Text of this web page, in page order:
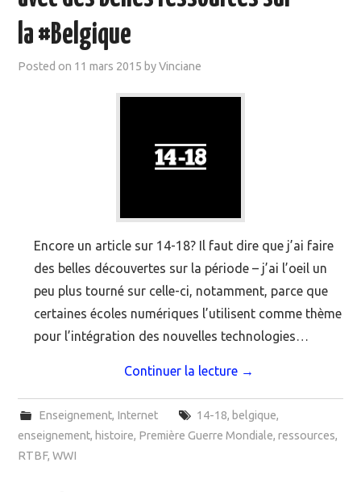
la #Belgique
Posted on 11 mars 2015 byVinciane
Encore un article sur 14-18? Il faut dire que j’ai faire
des belles découvertes sur la période – j’ai l’oeil un
peu plus tourné sur celle-ci, notamment, parce que
certaines écoles numériques l’utilisent comme thème
pour l’intégration des nouvelles technologies…
Continuer la lecture →
Enseignement, Internet 14-18, belgique,
enseignement, histoire, Première Guerre Mondiale,ressources,
RTBF,WWI